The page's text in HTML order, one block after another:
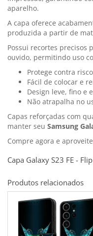
aparelho.
A capa oferece
produzida a partir de
Possui recortes precisos
ouvido, permitindo uso
Protege contra
Fácil de colocar e
Design leve, fino e
Não atrapalha no
Capas reforçadas com
manter seu Samsung
Compre agora e
Capa Galaxy S23 FE -
Produtos relacionados